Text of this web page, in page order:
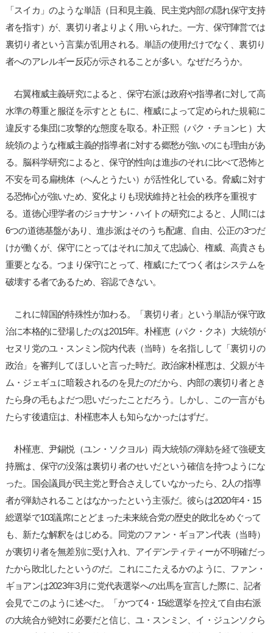
「スイカ」のような単語（日和見主義、民主党内部の隠れ保守支持
者を指す）が、裏切り者よりよく用いられた。一方、保守陣営では
裏切り者という言葉が乱用される。単語の使用だけでなく、裏切り
者へのアレルギー反応が示されることが多い。なぜだろうか。
右翼権威主義研究によると、保守右派は政府や指導者に対して高
水準の尊重と服従を示すとともに、権威によって定められた規範に
違反する集団に攻撃的な態度を取る。朴正熙（パク・チョンヒ）大
統領のような権威主義的指導者に対する郷愁が強いのにも理由があ
る。脳科学研究によると、保守的性向は進歩のそれに比べて恐怖と
不安を司る扁桃体（へんとうたい）が活性化している。脅威に対す
る恐怖心が強いため、変化よりも現状維持と社会的秩序を重視す
る。道徳心理学者のジョナサン・ハイトの研究によると、人間には
6つの道徳基盤があり、進歩派はそのうち配慮、自由、公正の3つだ
けが働くが、保守にとってはそれに加えて忠誠心、権威、高貴さも
重要となる。つまり保守にとって、権威にたてつく者はシステムを
破壊する者であるため、容認できない。
これに韓国的特殊性が加わる。「裏切り者」という単語が保守政
治に本格的に登場したのは2015年。朴槿恵（パク・クネ）大統領が
セヌリ党のユ・スンミン院内代表（当時）を名指しして「裏切りの
政治」を審判してほしいと言った時だ。政治家朴槿恵は、父親がキ
ム・ジェギュに暗殺されるのを見たのだから、内部の裏切り者とき
たら身の毛もよだつ思いだったことだろう。しかし、この一言がも
たらす後遺症は、朴槿恵本人も知らなかったはずだ。
朴槿恵、尹錫悦（ユン・ソクヨル）両大統領の弾劾を経て強硬支
持層は、保守の没落は裏切り者のせいだという確信を持つようにな
った。国会議員が民主党と野合さえしていなかったら、2人の指導
者が弾劾されることはなかったという主張だ。彼らは2020年4・15
総選挙で103議席にとどまった未来統合党の歴史的敗北をめぐって
も、新たな解釈をはじめる。同党のファン・ギョアン代表（当時）
が裏切り者を無差別に受け入れ、アイデンティティーが不明確だっ
たから敗北したというのだ。これにこたえるかのように、ファン・
ギョアンは2023年3月に党代表選挙への出馬を宣言した際に、記者
会見でこのように述べた。「かつて4・15総選挙を控えて自由右派
の大統合が絶対に必要だと信じ、ユ・スンミン、イ・ジュンソクら